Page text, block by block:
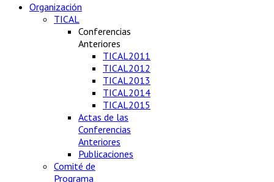
Organización
TICAL
Conferencias
Anteriores
TICAL2011
TICAL2012
TICAL2013
TICAL2014
TICAL2015
Actas de las
Conferencias
Anteriores
Publicaciones
Comité de
Programa